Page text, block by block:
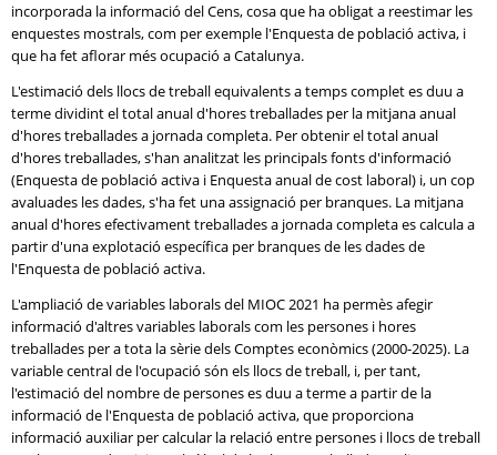
incorporada la informació del Cens, cosa que ha obligat a reestimar les
enquestes mostrals, com per exemple l'Enquesta de població activa, i
que ha fet aflorar més ocupació a Catalunya.
L'estimació dels llocs de treball equivalents a temps complet es duu a
terme dividint el total anual d'hores treballades per la mitjana anual
d'hores treballades a jornada completa. Per obtenir el total anual
d'hores treballades, s'han analitzat les principals fonts d'informació
(Enquesta de població activa i Enquesta anual de cost laboral) i, un cop
avaluades les dades, s'ha fet una assignació per branques. La mitjana
anual d'hores efectivament treballades a jornada completa es calcula a
partir d'una explotació específica per branques de les dades de
l'Enquesta de població activa.
L'ampliació de variables laborals del MIOC 2021 ha permès afegir
informació d'altres variables laborals com les persones i hores
treballades per a tota la sèrie dels Comptes econòmics (2000-2025). La
variable central de l'ocupació són els llocs de treball, i, per tant,
l'estimació del nombre de persones es duu a terme a partir de la
informació de l'Enquesta de població activa, que proporciona
informació auxiliar per calcular la relació entre persones i llocs de treball